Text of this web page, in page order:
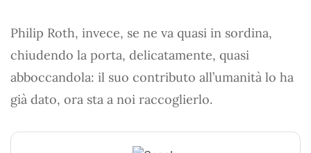
Philip Roth, invece, se ne va quasi in sordina,
chiudendo la porta, delicatamente, quasi
abboccandola: il suo contributo all’umanità lo ha
già dato, ora sta a noi raccoglierlo.